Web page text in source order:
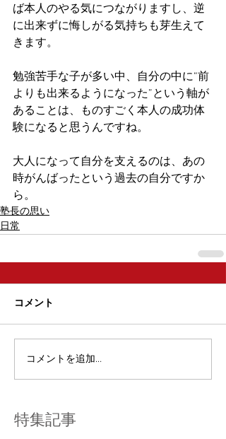
ば本人のやる気につながりますし、逆
に出来ずに悔しがる気持ちも芽生えて
きます。
勉強苦手な子が多い中、自分の中に“前
よりも出来るようになった”という軸が
あることは、ものすごく本人の成功体
験になると思うんですね。
大人になって自分を支えるのは、あの
時がんばったという過去の自分ですか
ら。
塾長の思い
日常
コメント
コメントを追加…
特集記事